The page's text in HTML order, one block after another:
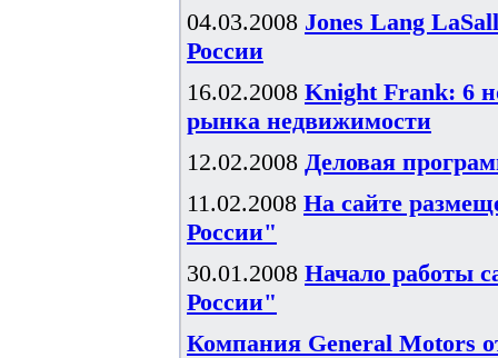
04.03.2008 Jones Lang
России
16.02.2008 Knight Frank: 6
рынка недвижимости
12.02.2008 Деловая
11.02.2008 На сайте
России"
30.01.2008 Начало работы
России"
Компания General Motors